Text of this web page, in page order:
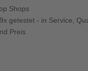
Shops
getestet - in Service,
Preis